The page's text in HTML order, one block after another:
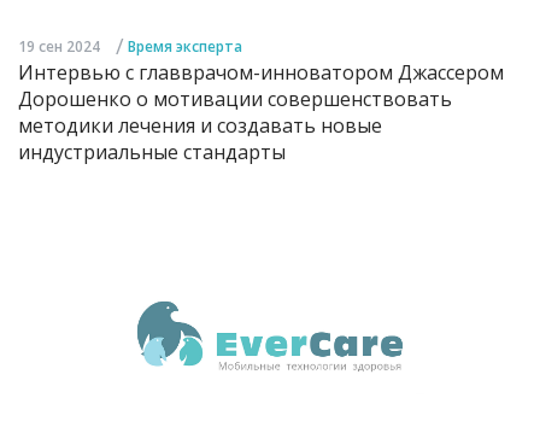
19 сен 2024 / Время эксперта
Интервью с главврачом-инноватором Джассером
Дорошенко о мотивации совершенствовать
методики лечения и создавать новые
индустриальные стандарты